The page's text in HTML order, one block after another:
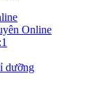
Online
dưỡng